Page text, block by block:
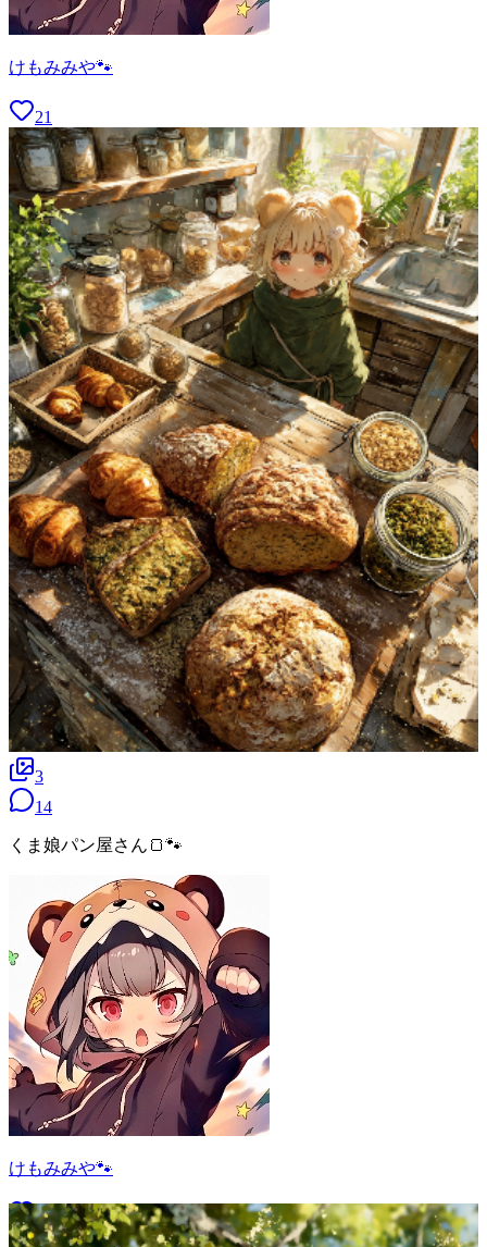
けもみみや🐾
21
3
14
くま娘パン屋さん🍞🐾
けもみみや🐾
25